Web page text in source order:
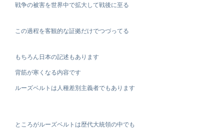
戦争の被害を世界中で拡大して戦後に至る
この過程を客観的な証拠だけでつづってる
もちろん日本の記述もあります
背筋が寒くなる内容です
ルーズベルトは人種差別主義者でもあります
ところがルーズベルトは歴代大統領の中でも